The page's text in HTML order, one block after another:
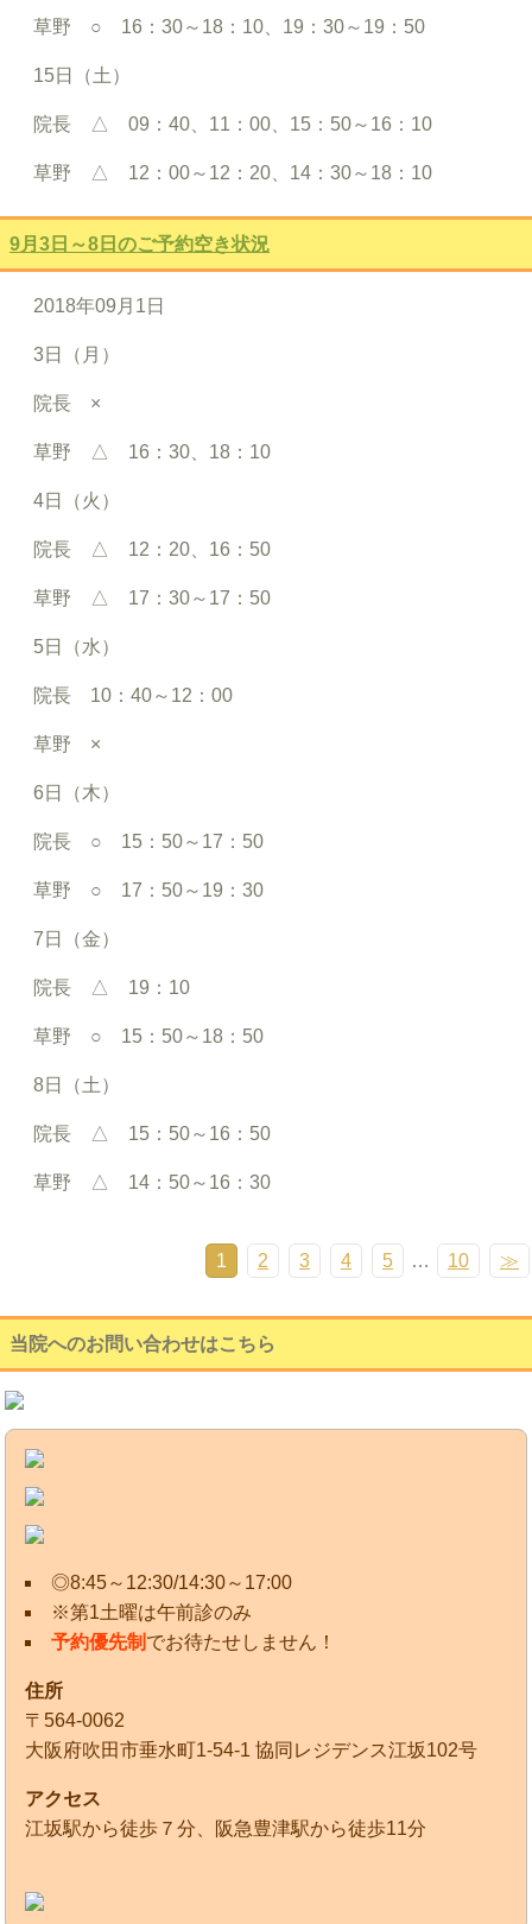
草野 ○ 16：30～18：10、19：30～19：50
15日（土）
院長 △ 09：40、11：00、15：50～16：10
草野 △ 12：00～12：20、14：30～18：10
9月3日～8日のご予約空き状況
2018年09月1日
3日（月）
院長 ×
草野 △ 16：30、18：10
4日（火）
院長 △ 12：20、16：50
草野 △ 17：30～17：50
5日（水）
院長 10：40～12：00
草野 ×
6日（木）
院長 ○ 15：50～17：50
草野 ○ 17：50～19：30
7日（金）
院長 △ 19：10
草野 ○ 15：50～18：50
8日（土）
院長 △ 15：50～16：50
草野 △ 14：50～16：30
1 2 3 4 5 … 10 ≫
当院へのお問い合わせはこちら
◎8:45～12:30/14:30～17:00
※第1土曜は午前診のみ
予約優先制 でお待たせしません！
住所
〒564-0062
大阪府吹田市垂水町1-54-1 協同レジデンス江坂102号
アクセス
江坂駅から徒歩７分、阪急豊津駅から徒歩11分